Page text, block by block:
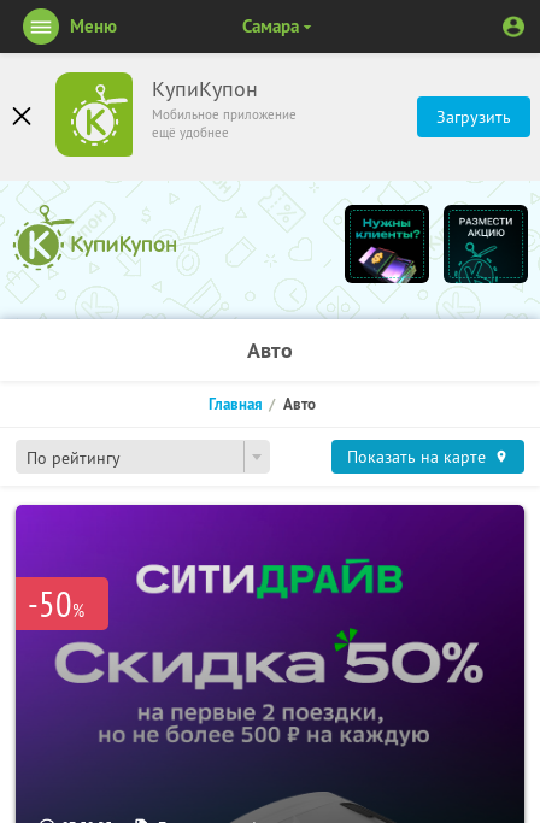
КупиКупон
Мобильное приложение
ещё удобнее
Загрузить
Меню Самара
Авто
По рейтингу
Главная Авто
Показать на карте
-50%